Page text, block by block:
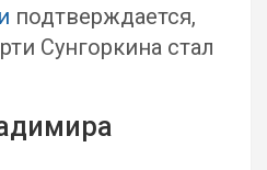
подтверждается,
Сунгоркина стал